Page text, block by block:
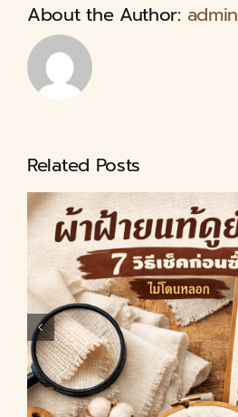
About the Author: admin
Related Posts
ผ้าฝ้ายปักมื
Embroidery